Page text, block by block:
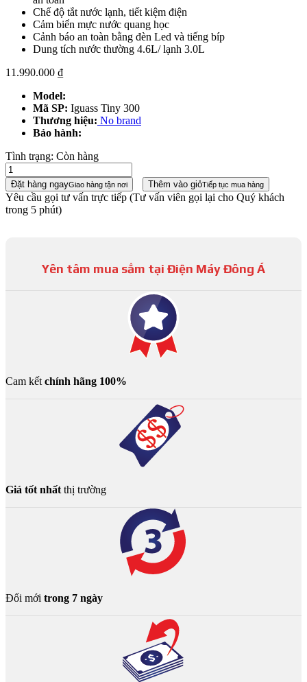
Chế độ tắt nước lạnh, tiết kiệm điện
Cảm biển mực nước quang học
Cảnh báo an toàn bằng đèn Led và tiếng bíp
Dung tích nước thường 4.6L/ lạnh 3.0L
11.990.000 ₫
Model:
Mã SP: Iguass Tiny 300
Thương hiệu: No brand
Bảo hành:
Tình trạng: Còn hàng
Đặt hàng ngayGiao hàng tận nơi Thêm vào giỏTiếp tục mua hàng
Yêu cầu gọi tư vấn trực tiếp (Tư vấn viên gọi lại cho Quý khách
trong 5 phút)
Yên tâm mua sắm tại Điện Máy Đông Á
Cam kết chính hãng 100%
Giá tốt nhất thị trường
Đổi mới trong 7 ngày